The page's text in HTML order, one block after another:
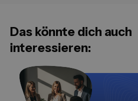
Das könnte dich auch
interessieren: